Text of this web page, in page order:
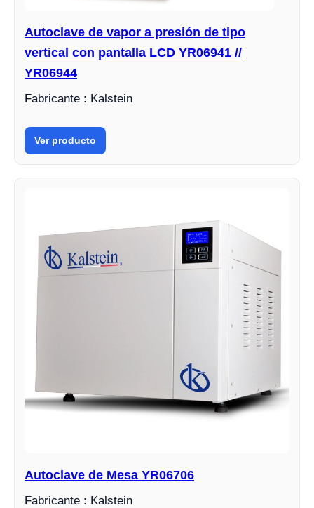
Autoclave de vapor a presión de tipo
vertical con pantalla LCD YR06941 //
YR06944
Fabricante : Kalstein
Ver producto
Autoclave de Mesa YR06706
Fabricante : Kalstein